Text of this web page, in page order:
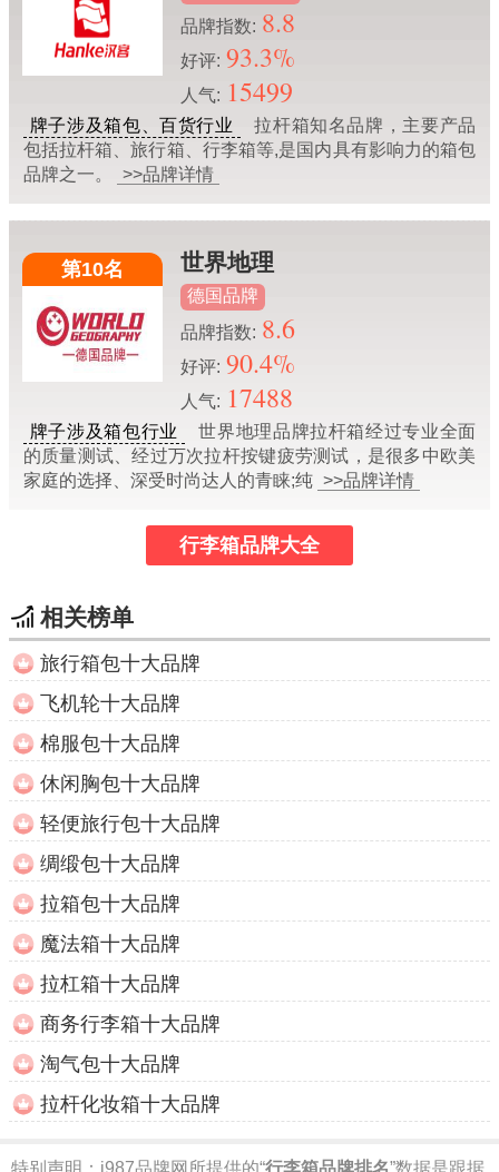
品牌指数: 8.8
好评: 93.3%
人气: 15499
牌子涉及箱包、百货行业
拉杆箱知名品牌，主要产品
包括拉杆箱、旅行箱、行李箱等,是国内具有影响力的箱包
品牌之一。
>>品牌详情
第10名 世界地理
德国品牌
品牌指数: 8.6
好评: 90.4%
人气: 17488
牌子涉及箱包行业
世界地理品牌拉杆箱经过专业全面
的质量测试、经过万次拉杆按键疲劳测试，是很多中欧美
家庭的选择、深受时尚达人的青睐;纯 >>品牌详情
行李箱品牌大全
相关榜单
旅行箱包十大品牌
飞机轮十大品牌
棉服包十大品牌
休闲胸包十大品牌
轻便旅行包十大品牌
绸缎包十大品牌
拉箱包十大品牌
魔法箱十大品牌
拉杠箱十大品牌
商务行李箱十大品牌
淘气包十大品牌
拉杆化妆箱十大品牌
特别声明： i987品牌网所提供的“行李箱品牌排名”数据是跟据